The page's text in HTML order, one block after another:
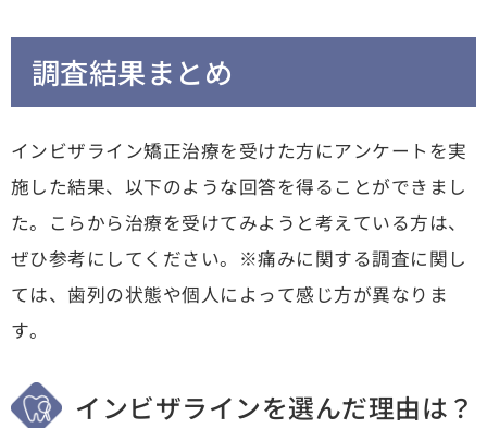
調査結果まとめ
インビザライン矯正治療を受けた方にアンケートを実
施した結果、以下のような回答を得ることができまし
た。こらから治療を受けてみようと考えている方は、
ぜひ参考にしてください。※痛みに関する調査に関し
ては、歯列の状態や個人によって感じ方が異なりま
す。
インビザラインを選んだ理由は？